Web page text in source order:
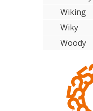
Wiking
Wiky
Woody